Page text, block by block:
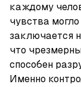
каждому
чувства
заключается
что
способен
Именно